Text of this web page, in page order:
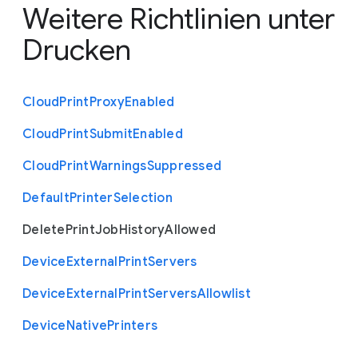
Weitere Richtlinien unter
Drucken
CloudPrintProxyEnabled
CloudPrintSubmitEnabled
CloudPrintWarningsSuppressed
DefaultPrinterSelection
DeletePrintJobHistoryAllowed
DeviceExternalPrintServers
DeviceExternalPrintServersAllowlist
DeviceNativePrinters